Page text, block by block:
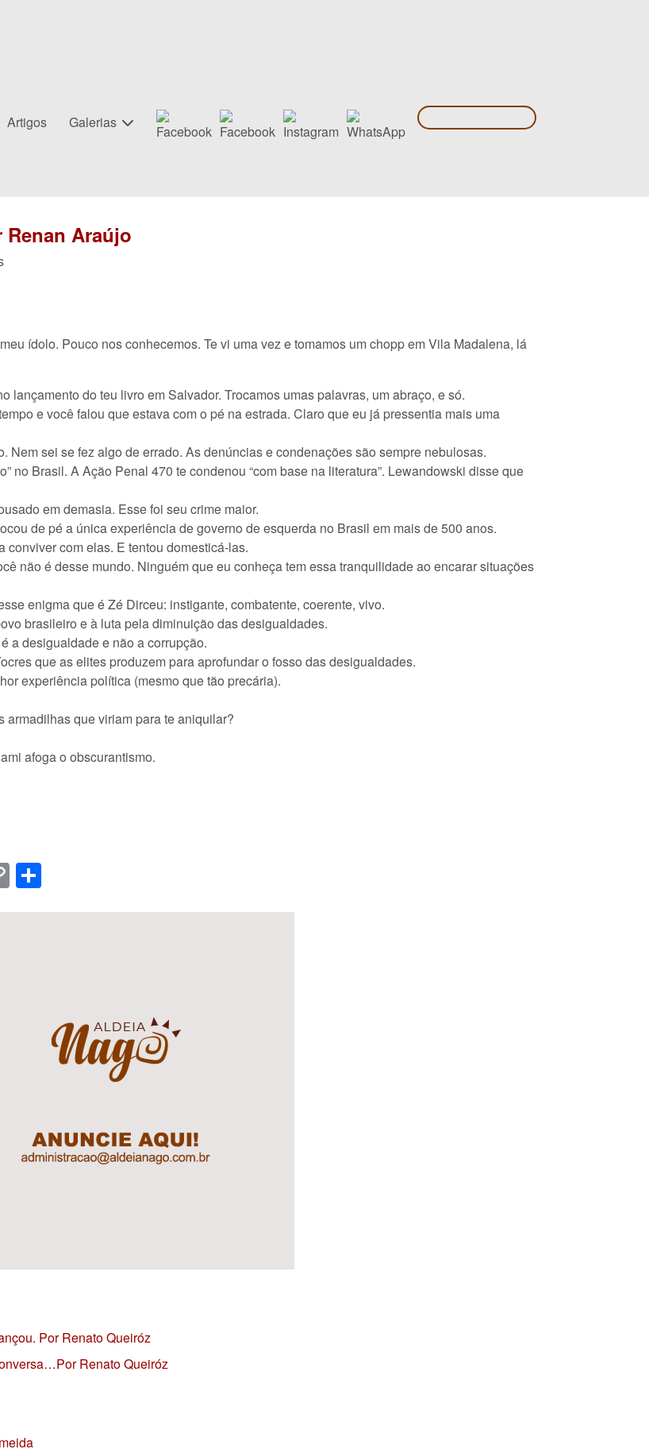
Artigos Galerias
Araújo
ídolo. Pouco nos conhecemos. Te vi uma vez e tomamos um chopp em Vila Madalena, lá
lançamento do teu livro em Salvador. Trocamos umas palavras, um abraço, e só.
e você falou que estava com o pé na estrada. Claro que eu já pressentia mais uma
Nem sei se fez algo de errado. As denúncias e condenações são sempre nebulosas.
no Brasil. A Ação Penal 470 te condenou “com base na literatura”. Lewandowski disse que
em demasia. Esse foi seu crime maior.
de pé a única experiência de governo de esquerda no Brasil em mais de 500 anos.
com elas. E tentou domesticá-las.
não é desse mundo. Ninguém que eu conheça tem essa tranquilidade ao encarar situações
enigma que é Zé Dirceu: instigante, combatente, coerente, vivo.
brasileiro e à luta pela diminuição das desigualdades.
a desigualdade e não a corrupção.
que as elites produzem para aprofundar o fosso das desigualdades.
experiência política (mesmo que tão precária).
armadilhas que viriam para te aniquilar?
afoga o obscurantismo.
Copy
Link
Por Renato Queiróz
Renato Queiróz